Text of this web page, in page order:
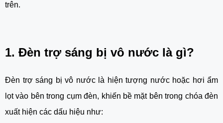
trên.
1. Đèn trợ sáng bị vô nước là gì?
Đèn trợ sáng bị vô nước là hiện tượng nước hoặc hơi ẩm
lọt vào bên trong cụm đèn, khiến bề mặt bên trong chóa đèn
xuất hiện các dấu hiệu như: